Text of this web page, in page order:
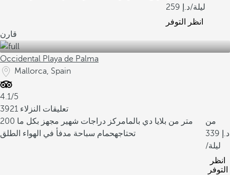
259
/ليلة
انظر التوفر
قارن
Occidental Playa de Palma
Mallorca, Spain
4.1/5
3921 تعليقات النزلاء
200 متر من بلايا دي بالمامركز دراجات شهير مجهز بكل ما
تحتاجهحمام سباحة مدفأ في الهواء الطلق
من
339
/ليلة
انظر
التوفر